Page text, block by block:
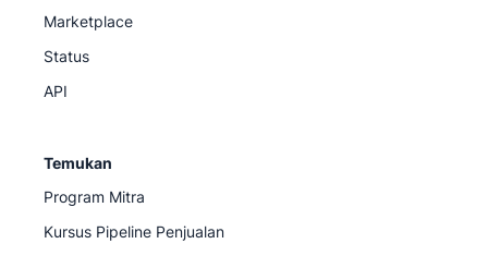
Marketplace
Status
API
Temukan
Program Mitra
Kursus Pipeline Penjualan